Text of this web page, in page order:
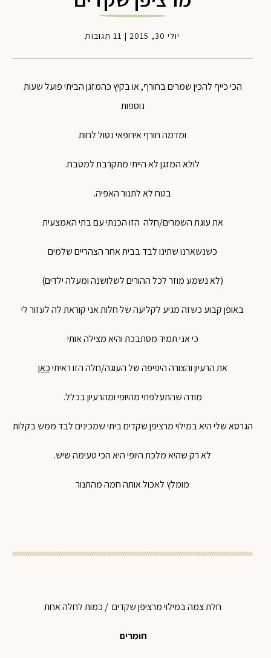
יולי 30, 2015 |
הכי כייף להכין שמרים בחורף, או בקיץ כהמזגן הביתי פועל שעות
נוספות
ומדמה חורף אירופאי נטול לחות
לולא המזגן לא הייתי מתקרבת למטבח.
בטח לא לתנור האפיה.
את עוגת השמרים/חלה הזו הכנתי עם בתי האמצעית
כשנשארנו שתינו לבד בבית אחר הצהריים שלמים
(לא נשמע מוזר לכל ההורים לשלושנה ומעלה ילדים)
באופן קבוע כשזה מגיע לקליעה של חלות אני קוראת לה לעזור לי
כי אני תמיד מסתבכת והיא מצילה אותי
את הרעיון והצורה היפיפה של העוגה/חלה הזו ראיתיכאן
מודה שהתעלפתי מהיופי ומהרעיון בכלל.
הגרסא שלי היא במילוי מרציפן שקדים ביתי שמכינים לבד ממש בקלות
לא רק שהיא מלכת היופי היא הכי טעימה שיש.
מומלץ לאכול אותה חמה מהתנור
חלת צמה במילוי מרציפן שקדים / כמות לחלה אחת
חומרים